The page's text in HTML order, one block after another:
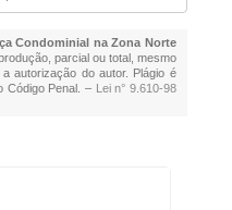
Condominial na Zona Norte
parcial ou total, mesmo
autorização do autor. Plágio é
Código Penal. – Lei n° 9.610-98